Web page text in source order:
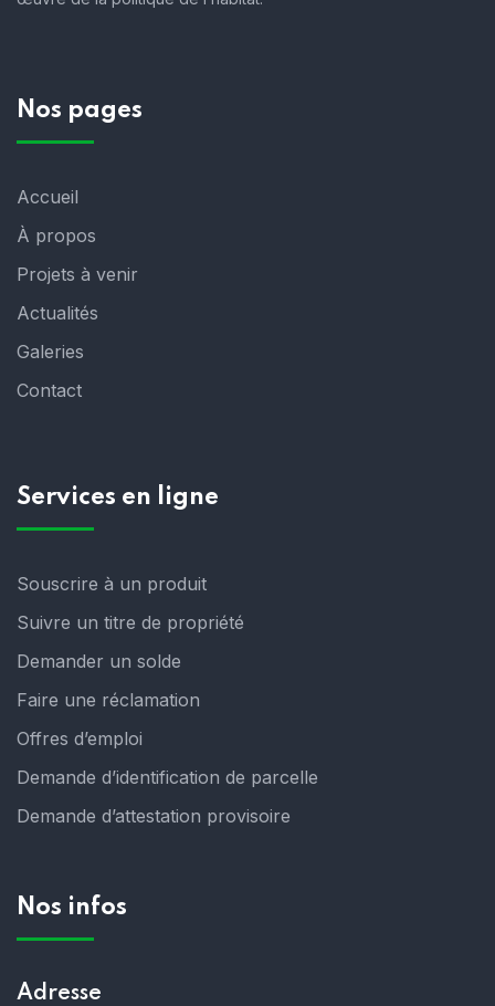
Nos pages
Accueil
À propos
Projets à venir
Actualités
Galeries
Contact
Services en ligne
Souscrire à un produit
Suivre un titre de propriété
Demander un solde
Faire une réclamation
Offres d’emploi
Demande d’identification de parcelle
Demande d’attestation provisoire
Nos infos
Adresse